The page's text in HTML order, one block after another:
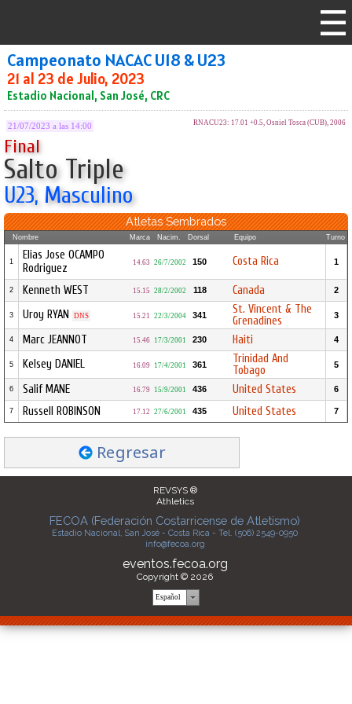
Campeonato NACAC U18 & U23
21 al 23 de Julio, 2023
Estadio Nacional, San José, CRC
21/07/2023 a las 14:00 RNACU23: 17.01 +0.5, Osniel Tosca (CUB), 2006
Final
Salto Triple
U23, Masculino
Atletas Sembrados
Nombre Marca Nacim. Dorsal Equipo Turno
1
Elias Jose OCAMPO
Rodriguez
14.63 26/7/2002 150 Costa Rica 1
2 Kenneth WEST 15.15 28/2/2002 118 Canada 2
3 Uroy RYAN DNS 15.21 22/3/2004 341
St. Vincent & The
Grenadines
3
4 Marc JEANNOT 15.46 17/3/2001 230 Haiti 4
5 Kelsey DANIEL 16.09 17/4/2001 361
Trinidad And
Tobago
5
6 Salif MANE 16.79 15/9/2001 436 United States 6
7 Russell ROBINSON 17.12 27/6/2001 435 United States 7
Regresar
REVSYS ®
Athletics
FECOA (Federación Costarricense de Atletismo)
Estadio Nacional, San José - Costa Rica - Tel. (506) 2549-0950
info@fecoa.org
eventos.fecoa.org
Copyright © 2026